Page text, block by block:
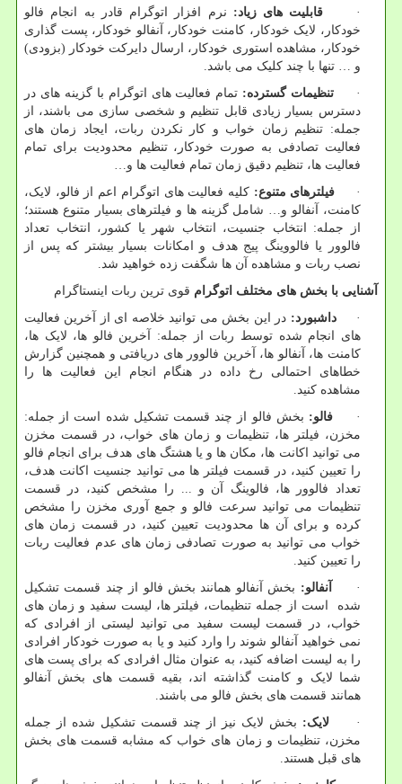
· قابلیت های زیاد: نرم افزار اتوگرام قادر به انجام فالو
خودکار، لایک خودکار، کامنت خودکار، آنفالو خودکار، پست گذاری
خودکار، مشاهده استوری خودکار، ارسال دایرکت خودکار (بزودی)
و … تنها با چند کلیک می باشد.
· تنظیمات گسترده: تمام فعالیت های اتوگرام با گزینه های در
دسترس بسیار زیادی قابل تنظیم و شخصی سازی می باشند، از
جمله: تنظیم زمان خواب و کار نکردن ربات، ایجاد زمان های
فعالیت تصادفی به صورت خودکار، تنظیم محدودیت برای تمام
فعالیت ها، تنظیم دقیق زمان تمام فعالیت ها و…
· فیلترهای متنوع: کلیه فعالیت های اتوگرام اعم از فالو، لایک،
کامنت، آنفالو و… شامل گزینه ها و فیلترهای بسیار متنوع هستند؛
از جمله: انتخاب جنسیت، انتخاب شهر یا کشور، انتخاب تعداد
فالوور یا فالووینگ پیج هدف و امکانات بسیار بیشتر که پس از
نصب ربات و مشاهده آن ها شگفت زده خواهید شد.
آشنایی با بخش های مختلف اتوگرام قوی ترین ربات اینستاگرام
·داشبورد: در این بخش می توانید خلاصه ای از آخرین فعالیت
های انجام شده توسط ربات از جمله: آخرین فالو ها، لایک ها،
کامنت ها، آنفالو ها، آخرین فالوور های دریافتی و همچنین گزارش
خطاهای احتمالی رخ داده در هنگام انجام این فعالیت ها را
مشاهده کنید.
·فالو: بخش فالو از چند قسمت تشکیل شده است از جمله:
مخزن، فیلتر ها، تنظیمات و زمان های خواب، در قسمت مخزن
می توانید اکانت ها، مکان ها و یا هشتگ های هدف برای انجام فالو
را تعیین کنید، در قسمت فیلتر ها می توانید جنسیت اکانت هدف،
تعداد فالوور ها، فالوینگ آن و ... را مشخص کنید، در قسمت
تنظیمات می توانید سرعت فالو و جمع آوری مخزن را مشخص
کرده و برای آن ها محدودیت تعیین کنید، در قسمت زمان های
خواب می توانید به صورت تصادفی زمان های عدم فعالیت ربات
را تعیین کنید.
·
آنفالو: بخش آنفالو همانند بخش فالو از چند قسمت تشکیل
شده است از جمله تنظیمات، فیلتر ها، لیست سفید و زمان های
خواب، در قسمت لیست سفید می توانید لیستی از افرادی که
نمی خواهید آنفالو شوند را وارد کنید و یا به صورت خودکار افرادی
را به لیست اضافه کنید، به عنوان مثال افرادی که برای پست های
شما لایک و کامنت گذاشته اند، بقیه قسمت های بخش آنفالو
همانند قسمت های بخش فالو می باشند.
·لایک: بخش لایک نیز از چند قسمت تشکیل شده از جمله
مخزن، تنظیمات و زمان های خواب که مشابه قسمت های بخش
های قبل هستند.